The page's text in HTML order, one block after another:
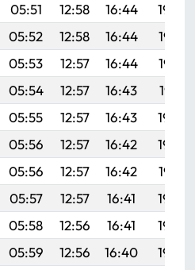
05:51 12:58 16:44
19:54
05:52 12:58 16:44
19:53
05:53 12:57 16:44
19:52
05:54 12:57 16:43
19:51
05:55 12:57 16:43
19:50
05:56 12:57 16:42
19:48
05:56 12:57 16:42
19:47
05:57 12:57 16:41
19:46
05:58 12:56 16:41
19:45
05:59 12:56 16:40
19:43